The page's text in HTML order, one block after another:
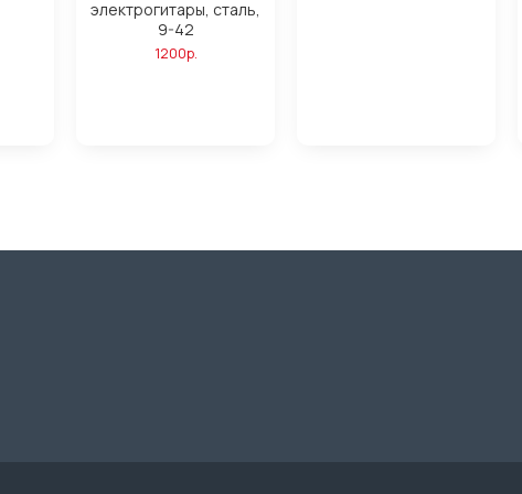
электрогитары, сталь,
9-42
1200р.